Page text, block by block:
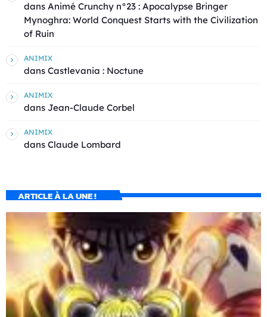
dans Animé Crunchy n°23 : Apocalypse Bringer
Mynoghra: World Conquest Starts with the Civilization
of Ruin
ANIMIX
dans Castlevania : Noctune
ANIMIX
dans Jean-Claude Corbel
ANIMIX
dans Claude Lombard
ARTICLE À LA UNE !